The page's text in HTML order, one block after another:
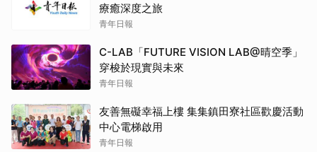
療癒深度之旅
青年日報
C-LAB「FUTURE VISION LAB@晴空季」
穿梭於現實與未來
青年日報
友善無礙幸福上樓 集集鎮田寮社區歡慶活動
中心電梯啟用
青年日報